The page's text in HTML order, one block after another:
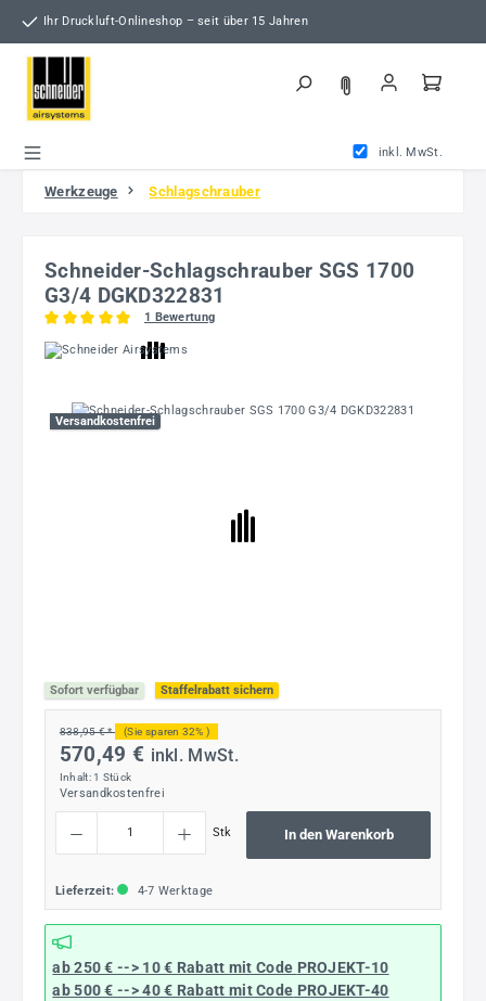
Zum Hauptinhalt springen
Ihr Druckluft-Onlineshop – seit über 15 Jahren
inkl. MwSt.
Werkzeuge Schlagschrauber
Schneider-Schlagschrauber SGS 1700
G3/4 DGKD322831
Durchschnittliche Bewertung von 5 von 5 Sternen
1 Bewertung
Bildergalerie überspringen
Versandkostenfrei
Sofort verfügbar Staffelrabatt sichern
838,95 € * (Sie sparen 32% )
570,49 € inkl. MwSt.
Inhalt: 1 Stück
Versandkostenfrei
Stk In den Warenkorb
Lieferzeit: 4-7 Werktage
ab 250 € --> 10 € Rabatt mit Code PROJEKT-10
ab 500 € --> 40 € Rabatt mit Code PROJEKT-40